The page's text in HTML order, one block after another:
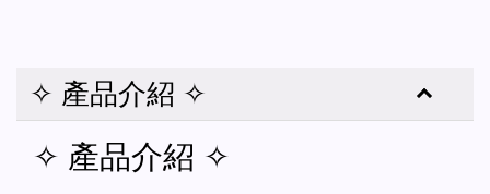
✧ 產品介紹 ✧
✧ 產品介紹 ✧